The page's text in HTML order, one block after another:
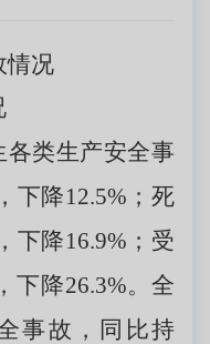
情况
各类生产安全事
下降12.5%；死
下降16.9%；受
下降26.3%。全
事故，同比持